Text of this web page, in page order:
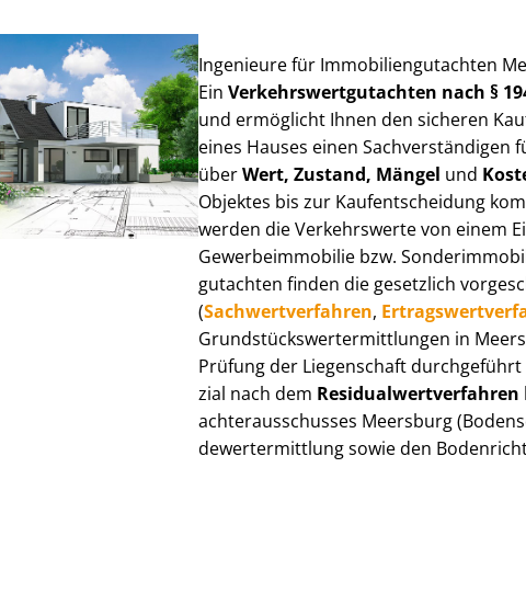
Ingenieure für Im­mo­bi­li­en­gut­ach­ten
Ein Ver­kehrs­wert­gut­ach­ten nach §
und ermöglicht Ihnen den sicheren
eines Hauses einen
überWert, Zustand, Mängel und
Objektes bis zur Kauf­ent­schei­dung
werden die Verkehrswerte von einem
Ge­wer­be­im­mo­bi­lie bzw.
gut­ach­ten finden die gesetzlich
(Sach­wert­ver­fah­ren,
Grund­stücks­wert­ermitt­lun­gen in
Prüfung der Liegenschaft
zi­al nach dem Re­si­du­al­wert­ver­fah­ren
ach­ter­aus­schus­ses Meersburg
de­wert­ermitt­lung sowie den